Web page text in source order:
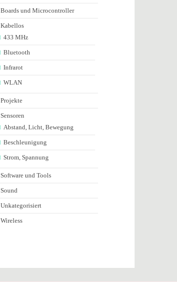
Boards und Microcontroller
Kabellos
433 MHz
Bluetooth
Infrarot
WLAN
Projekte
Sensoren
Abstand, Licht, Bewegung
Beschleunigung
Strom, Spannung
Software und Tools
Sound
Unkategorisiert
Wireless